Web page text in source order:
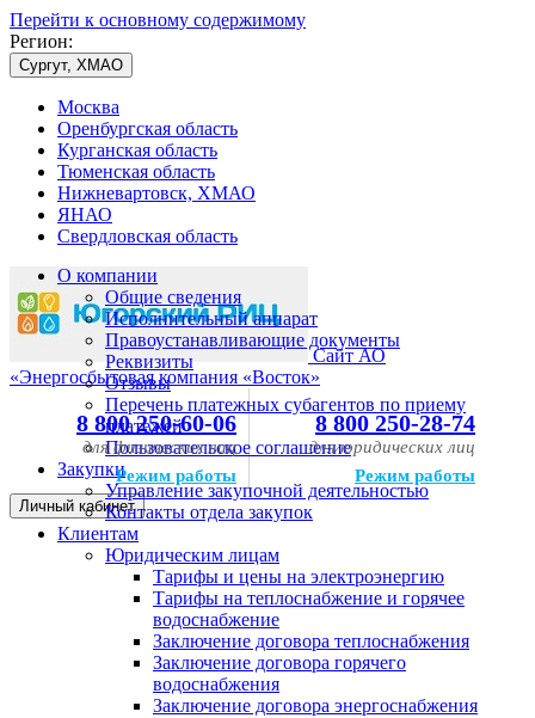
Перейти к основному содержимому
Регион:
Сургут, ХМАО
Москва
Оренбургская область
Курганская область
Тюменская область
Нижневартовск, ХМАО
ЯНАО
Свердловская область
Сайт АО
«Энергосбытовая компания «Восток»
8 800 250-60-06
для физических лиц
Режим работы
8 800 250-28-74
для юридических лиц
Режим работы
Личный кабинет
О компании
Общие сведения
Исполнительный аппарат
Правоустанавливающие документы
Реквизиты
Отзывы
Перечень платежных субагентов по приему
платежей
Пользовательское соглашение
Закупки
Управление закупочной деятельностью
Контакты отдела закупок
Клиентам
Юридическим лицам
Тарифы и цены на электроэнергию
Тарифы на теплоснабжение и горячее
водоснабжение
Заключение договора теплоснабжения
Заключение договора горячего
водоснабжения
Заключение договора энергоснабжения